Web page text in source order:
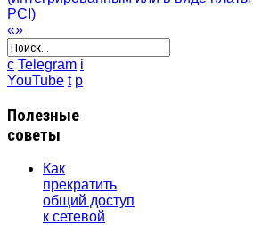
«»
c Telegram i
YouTube t p
Полезные
советы
Как
прекратить
общий доступ
к сетевой